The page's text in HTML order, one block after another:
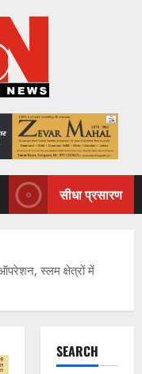
सीधा प्रसारण
स्लम क्षेत्रों में
SEARCH